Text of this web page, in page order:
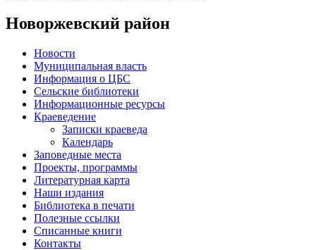
Новоржевский район
Новости
Муниципальная власть
Информация о ЦБС
Сельские библиотеки
Информационные ресурсы
Краеведение
Записки краеведа
Календарь
Заповедные места
Проекты, программы
Литературная карта
Наши издания
Библиотека в печати
Полезные ссылки
Списанные книги
Контакты